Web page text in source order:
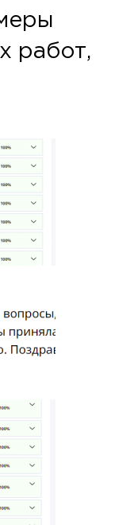
работ,
сейчас
или заполните